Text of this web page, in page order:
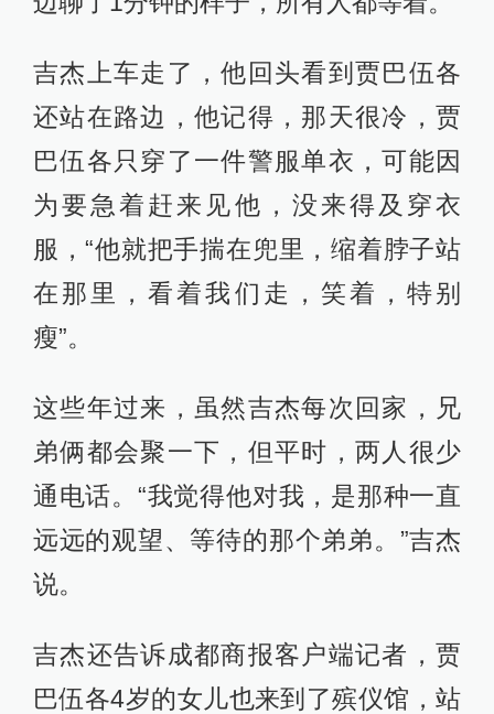
吉杰上车走了，他回头看到贾巴伍各
还站在路边，他记得，那天很冷，贾
巴伍各只穿了一件警服单衣，可能因
为要急着赶来见他，没来得及穿衣
服，“他就把手揣在兜里，缩着脖子站
在那里，看着我们走，笑着，特别
瘦”。
这些年过来，虽然吉杰每次回家，兄
弟俩都会聚一下，但平时，两人很少
通电话。“我觉得他对我，是那种一直
远远的观望、等待的那个弟弟。”吉杰
说。
吉杰还告诉成都商报客户端记者，贾
巴伍各4岁的女儿也来到了殡仪馆，站